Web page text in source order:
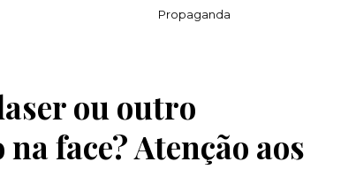
Propaganda
ou outro
face? Atenção aos